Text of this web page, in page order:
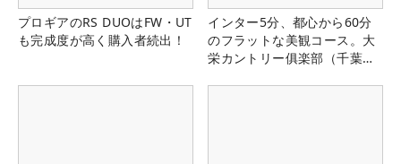
プロギアのRS DUOはFW・UT
も完成度が高く購入者続出！
インター5分、都心から60分
のフラットな美観コース。大
栄カントリー俱楽部（千葉